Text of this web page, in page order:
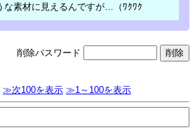
な素材に見えるんですが…（ﾜｸﾜｸ
削除パスワード
≫次100を表示 ≫1～100を表示